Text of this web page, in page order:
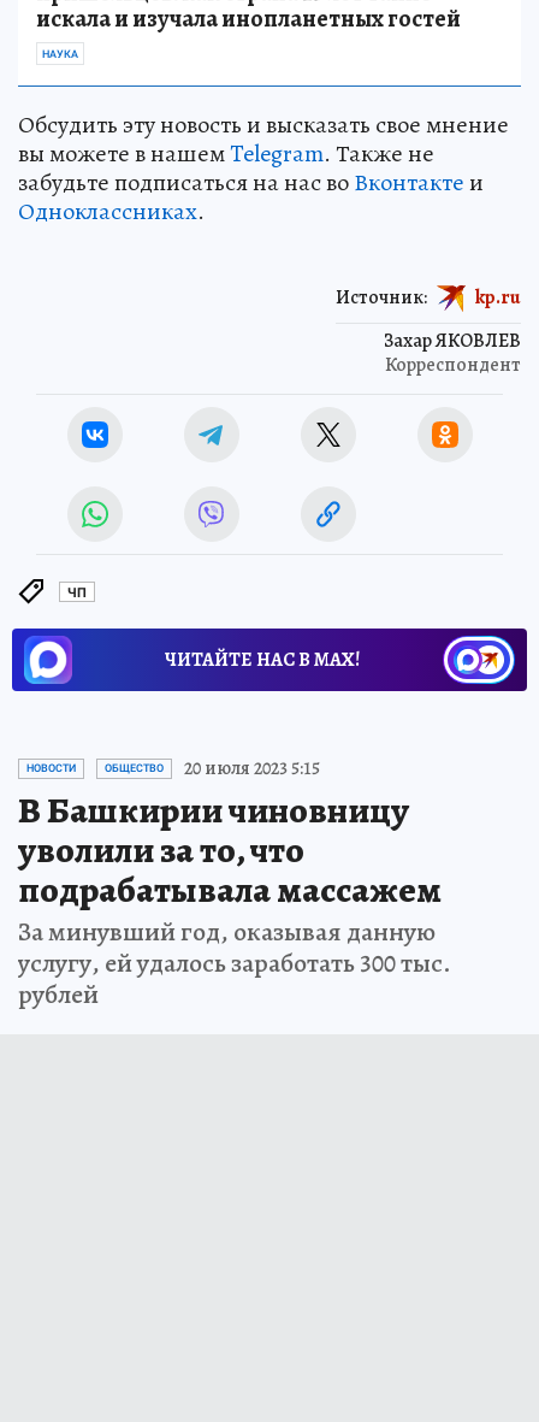
искала и изучала инопланетных гостей
НАУКА
Обсудить эту новость и высказать свое мнение
вы можете в нашемTelegram. Также не
забудьте подписаться на нас воВконтактеи
Одноклассниках.
Захар ЯКОВЛЕВ
Корреспондент
Источник: kp.ru
ЧП
ЧИТАЙТЕ НАС В МАХ!
НОВОСТИ ОБЩЕСТВО 20 июля 2023 5:15
В Башкирии чиновницу
уволили за то, что
подрабатывала массажем
За минувший год, оказывая данную
услугу, ей удалось заработать 300 тыс.
рублей